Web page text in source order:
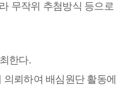
무작위 추첨방식 등으로
한다.
뢰하여 배심원단 활동에